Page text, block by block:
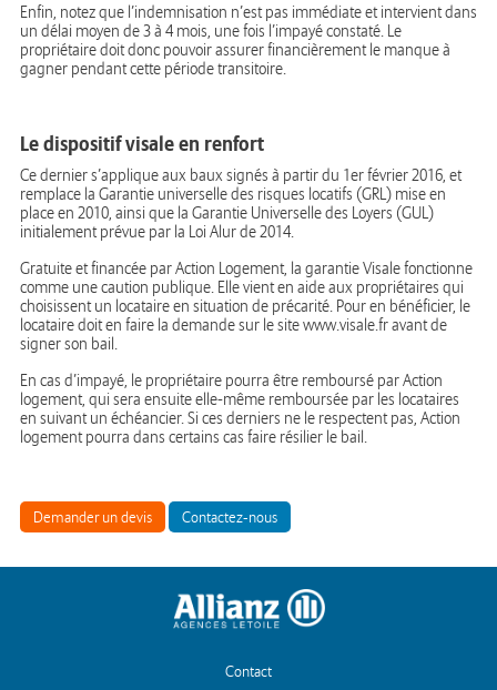
Enfin, notez que l’indemnisation n’est pas immédiate et intervient dans
un délai moyen de 3 à 4 mois, une fois l’impayé constaté. Le
propriétaire doit donc pouvoir assurer financièrement le manque à
gagner pendant cette période transitoire.
Le dispositif visale en renfort
Ce dernier s’applique aux baux signés à partir du 1er février 2016, et
remplace la Garantie universelle des risques locatifs (GRL) mise en
place en 2010, ainsi que la Garantie Universelle des Loyers (GUL)
initialement prévue par la Loi Alur de 2014.
Gratuite et financée par Action Logement, la garantie Visale fonctionne
comme une caution publique. Elle vient en aide aux propriétaires qui
choisissent un locataire en situation de précarité. Pour en bénéficier, le
locataire doit en faire la demande sur le site www.visale.fr avant de
signer son bail.
En cas d’impayé, le propriétaire pourra être remboursé par Action
logement, qui sera ensuite elle-même remboursée par les locataires
en suivant un échéancier. Si ces derniers ne le respectent pas, Action
logement pourra dans certains cas faire résilier le bail.
Demander un devis Contactez-nous
Contact